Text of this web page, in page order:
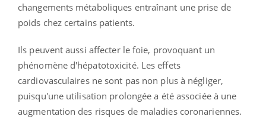
changements métaboliques entraînant une prise de
poids chez certains patients.
Ils peuvent aussi affecter le foie, provoquant un
phénomène d'hépatotoxicité. Les effets
cardiovasculaires ne sont pas non plus à négliger,
puisqu'une utilisation prolongée a été associée à une
augmentation des risques de maladies coronariennes.